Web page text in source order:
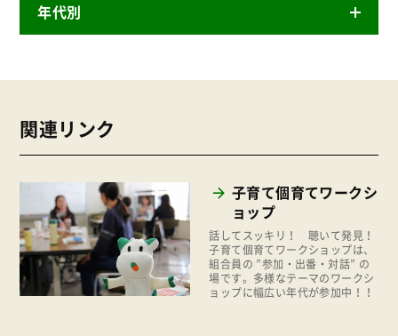
ニュースリリース
商品
組合員活動
平和と国際連帯
くらし
お米の出前授業
年代別
2024年
2023年
2022年
2021年
2020年
2019年
関連リンク
子育て個育てワークシ
ョップ
話してスッキリ！ 聴いて発見！
子育て個育てワークショップは、
組合員の ”参加・出番・対話” の
場です。多様なテーマのワークシ
ョップに幅広い年代が参加中！！